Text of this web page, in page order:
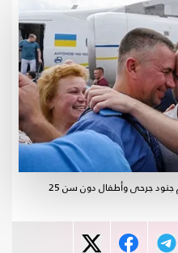
روسيا وأوكرانيا تبدأن تبادل أسرى بينهم جنود جرحى وأطفال دون سن 25